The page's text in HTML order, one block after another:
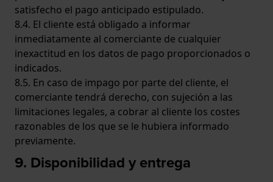
satisfecho el pago anticipado estipulado.
8.4. El cliente está obligado a informar
inmediatamente al comerciante de cualquier
inexactitud en los datos de pago proporcionados o
indicados.
8.5. En caso de impago por parte del cliente, el
comerciante tendrá derecho, con sujeción a las
limitaciones legales, a cobrar al cliente los costes
razonables de los que se le hubiera informado
previamente.
9. Disponibilidad y entrega